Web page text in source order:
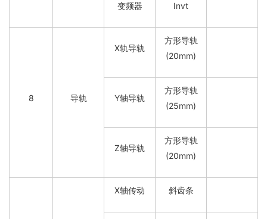
变频器 Invt
8 导轨
X轨导轨
方形导轨
(20mm)
Y轴导轨
方形导轨
(25mm)
Z轴导轨
方形导轨
(20mm)
X轴传动 斜齿条